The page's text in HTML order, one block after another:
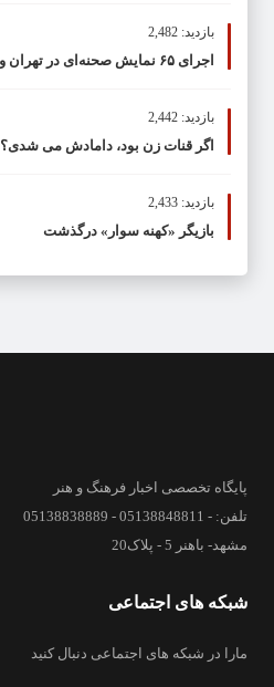
بازدید: 2,482
اجرای ۶۵ نمایش صحنه‌ای در تهران و ۳۰۰ اثر در شهرستان‌ها
بازدید: 2,442
اگر قنات زن بود، دامادش می شدی؟
بازدید: 2,433
بازیگر «کهنه سوار» درگذشت
پایگاه تخصصی اخبار فرهنگ و هنر
تلفن: - 05138848811 - 05138838889
مشهد- باهنر 5 - پلاک20
شبکه های اجتماعی
مارا در شبکه های اجتماعی دنبال کنید